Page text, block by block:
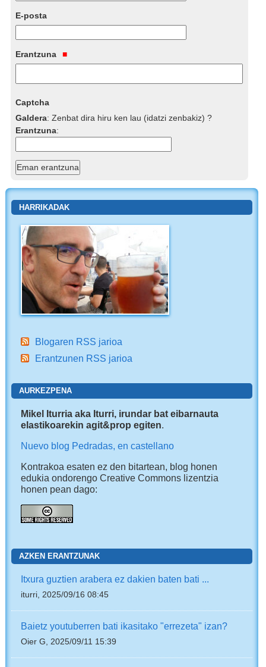
E-posta
Erantzuna
Captcha
Galdera:Zenbat dira hiru ken lau (idatzi zenbakiz) ?
Erantzuna:
HARRIKADAK
Blogaren RSS jarioa
Erantzunen RSS jarioa
AURKEZPENA
Mikel Iturria aka Iturri, irundar bat eibarnauta
elastikoarekin agit&prop egiten.
Nuevo blog Pedradas, en castellano
Kontrakoa esaten ez den bitartean, blog honen
edukia ondorengo Creative Commons lizentzia
honen pean dago:
AZKEN ERANTZUNAK
Itxura guztien arabera ez dakien baten bati ...
iturri, 2025/09/16 08:45
Baietz youtuberren bati ikasitako "errezeta" izan?
Oier G, 2025/09/11 15:39